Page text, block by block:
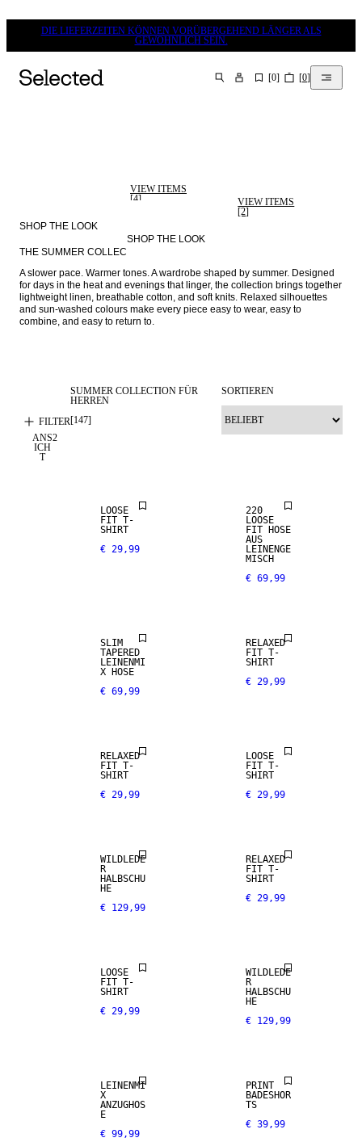
DIE LIEFERZEITEN KÖNNEN VORÜBERGEHEND LÄNGER ALS
GEWÖHNLICH SEIN.
SUCHEN [0] [0]
SHOP THE LOOK
VIEW ITEMS
[4]
SHOP THE LOOK
VIEW ITEMS
[2]
THE SUMMER COLLECTION: LA PISCINE
A slower pace. Warmer tones. A wardrobe shaped by summer. Designed
for days in the heat and evenings that linger, the collection brings together
lightweight linen, breathable cotton, and soft knits. Relaxed silhouettes
and sun-washed colours make every piece easy to wear, easy to
combine, and easy to return to.
FILTER
SUMMER COLLECTION FÜR
HERREN
[147]
SORTIEREN
ANS
ICH
T
2
LOOSE
FIT T-
SHIRT
€ 29,99
220
LOOSE
FIT HOSE
AUS
LEINENGE
MISCH
€ 69,99
SLIM
TAPERED
LEINENMI
X HOSE
€ 69,99
NEW
RELAXED
FIT T-
SHIRT
€ 29,99
NEW
RELAXED
FIT T-
SHIRT
€ 29,99
LOOSE
FIT T-
SHIRT
€ 29,99
WILDLEDE
R
HALBSCHU
HE
€ 129,99
NEW
RELAXED
FIT T-
SHIRT
€ 29,99
LOOSE
FIT T-
SHIRT
€ 29,99
WILDLEDE
R
HALBSCHU
HE
€ 129,99
LEINEN-MIX
LEINENMI
X
ANZUGHOS
E
€ 99,99
NEW
PRINT
BADESHOR
TS
€ 39,99
LEINEN-MIX
NEW